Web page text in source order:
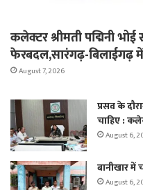
कलेक्टर श्रीमती पद्मिनी
फेरबदल,सारंगढ़-बिलाईगढ़
August 7, 2026
प्रसव के
चाहिए :
August 6,
बानीखार में
August 6,